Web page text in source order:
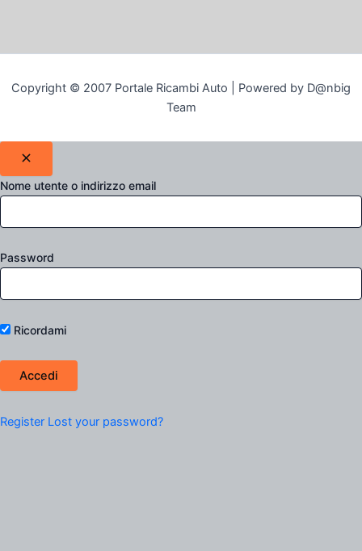
Copyright © 2007 Portale Ricambi Auto | Powered by D@nbig
Team
Nome utente o indirizzo email
Password
Ricordami
Register Lost your password?